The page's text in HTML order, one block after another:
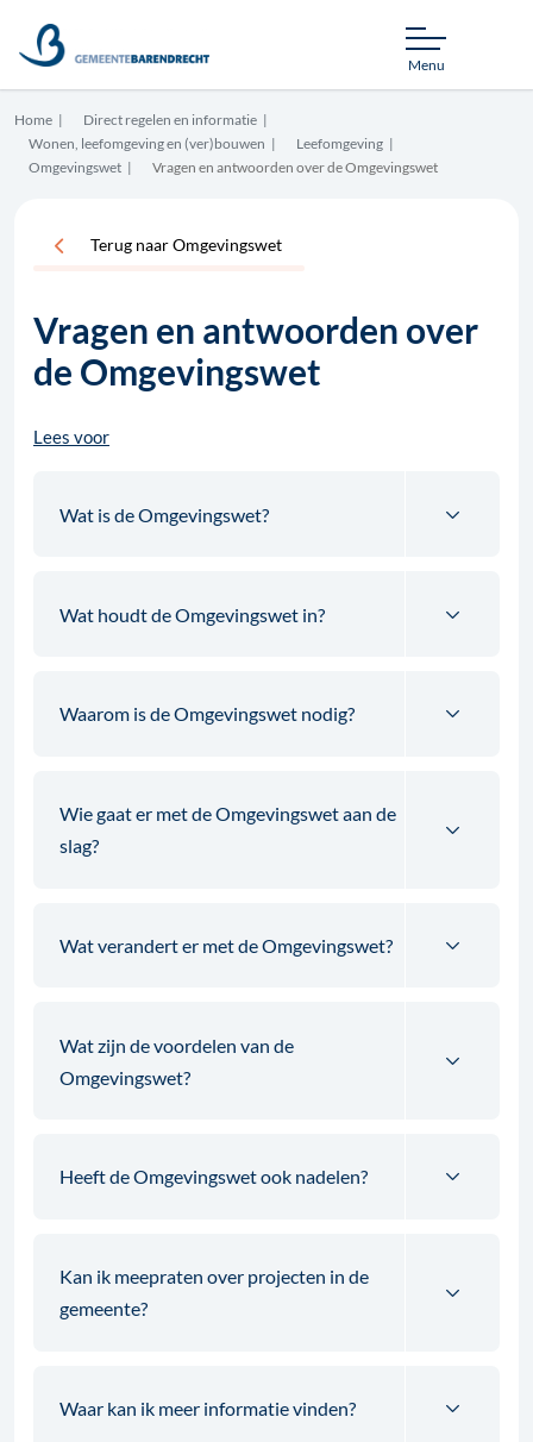
Menu
Home
Direct regelen en informatie
Wonen, leefomgeving en (ver)bouwen
Leefomgeving
Omgevingswet
Vragen en antwoorden over de Omgevingswet
Terug naar Omgevingswet
Vragen en antwoorden over
de Omgevingswet
Lees voor
Wat is de Omgevingswet?
Wat houdt de Omgevingswet in?
Waarom is de Omgevingswet nodig?
Wie gaat er met de Omgevingswet aan de
slag?
Wat verandert er met de Omgevingswet?
Wat zijn de voordelen van de
Omgevingswet?
Heeft de Omgevingswet ook nadelen?
Kan ik meepraten over projecten in de
gemeente?
Waar kan ik meer informatie vinden?